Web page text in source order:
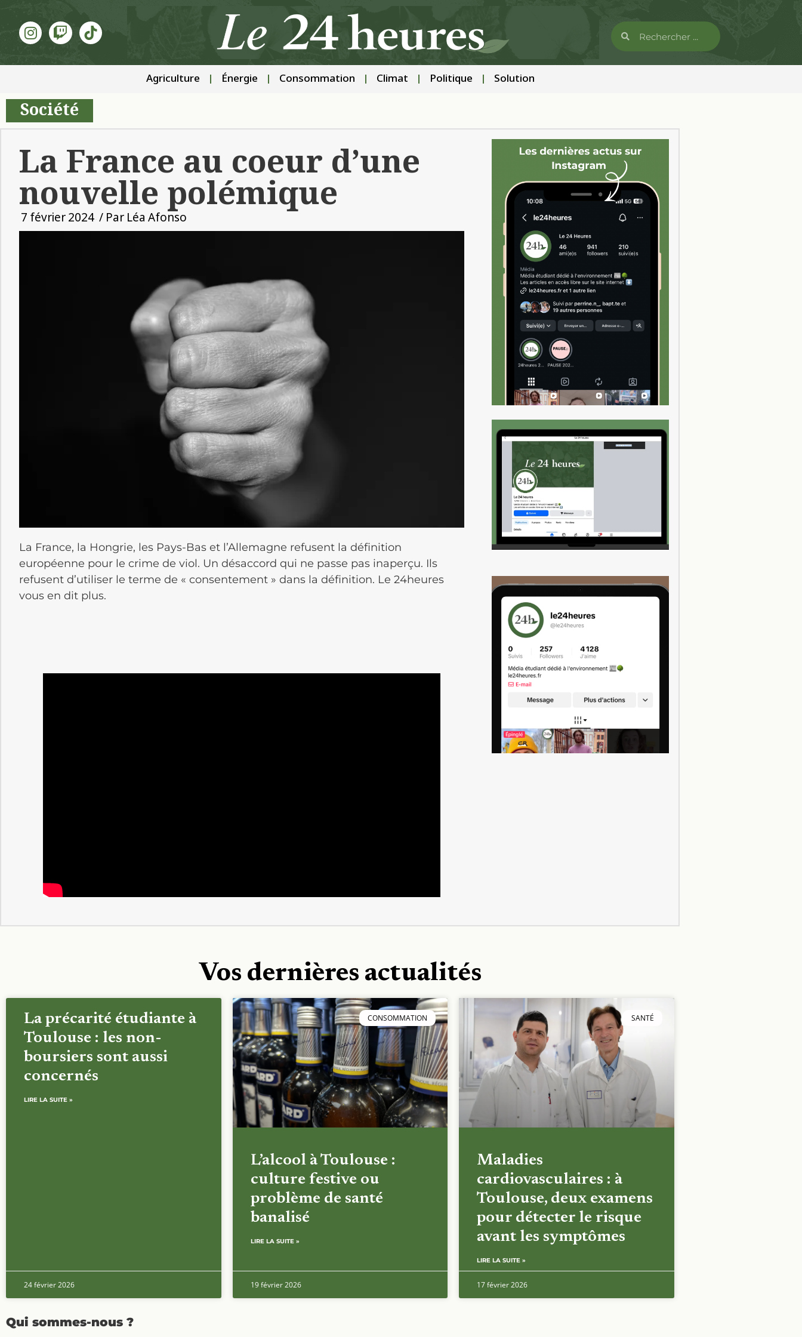
Agriculture Énergie Consommation Climat Politique Solution
Société
La France au coeur d’une
nouvelle polémique
7 février 2024 / Par Léa Afonso
La France, la Hongrie, les Pays-Bas et l’Allemagne refusent la définition
européenne pour le crime de viol. Un désaccord qui ne passe pas inaperçu. Ils
refusent d’utiliser le terme de « consentement » dans la définition. Le 24heures
vous en dit plus.
Vos dernières actualités
La précarité étudiante à
Toulouse : les non-
boursiers sont aussi
concernés
LIRE LA SUITE »
24 février 2026
CONSOMMATION
L’alcool à Toulouse :
culture festive ou
problème de santé
banalisé
LIRE LA SUITE »
19 février 2026
SANTÉ
Maladies
cardiovasculaires : à
Toulouse, deux examens
pour détecter le risque
avant les symptômes
LIRE LA SUITE »
17 février 2026
Qui sommes-nous ?